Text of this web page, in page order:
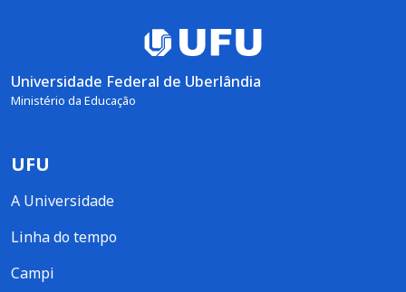
Universidade Federal de Uberlândia
Ministério da Educação
UFU
A Universidade
Linha do tempo
Campi